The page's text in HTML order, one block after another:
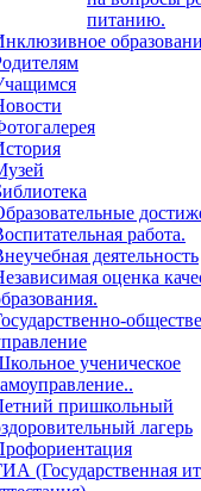
питанию.
работа.
деятельность
оценка
ученическое
пришкольный
лагерь
(Государственная